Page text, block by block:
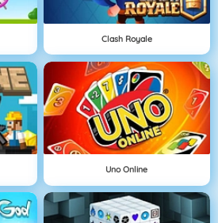
Clash Royale
Uno Online